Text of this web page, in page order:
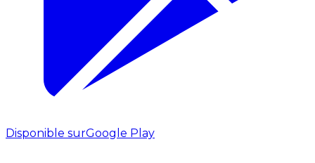
Disponible surGoogle Play